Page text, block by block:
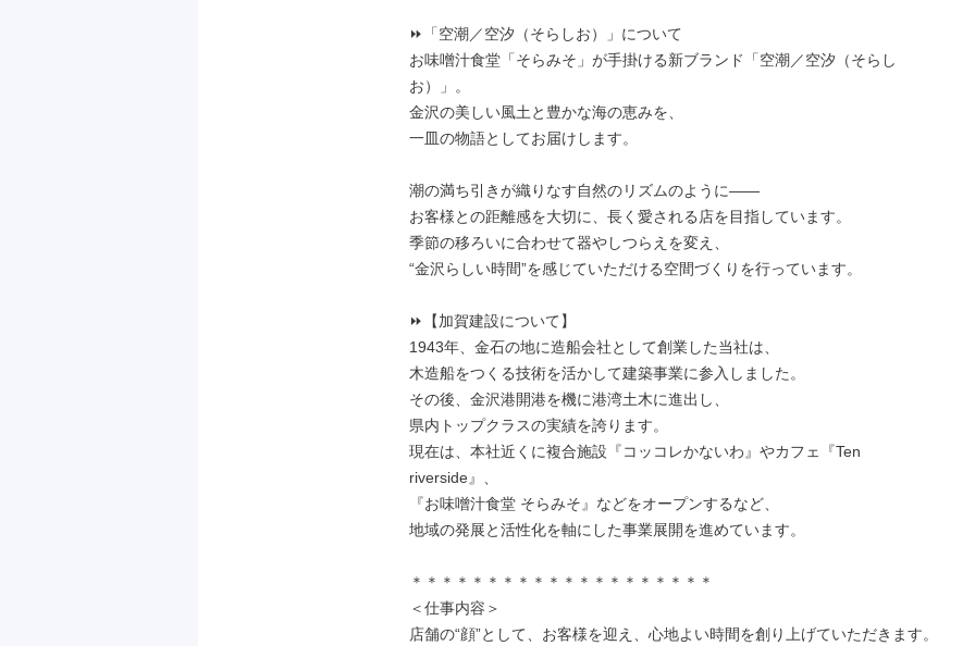
⏩「空潮／空汐（そらしお）」について
お味噌汁食堂「そらみそ」が手掛ける新ブランド「空潮／空汐（そらし
お）」。
金沢の美しい風土と豊かな海の恵みを、
一皿の物語としてお届けします。
潮の満ち引きが織りなす自然のリズムのように——
お客様との距離感を大切に、長く愛される店を目指しています。
季節の移ろいに合わせて器やしつらえを変え、
“金沢らしい時間”を感じていただける空間づくりを行っています。
⏩【加賀建設について】
1943年、金石の地に造船会社として創業した当社は、
木造船をつくる技術を活かして建築事業に参入しました。
その後、金沢港開港を機に港湾土木に進出し、
県内トップクラスの実績を誇ります。
現在は、本社近くに複合施設『コッコレかないわ』やカフェ『Ten
riverside』、
『お味噌汁食堂 そらみそ』などをオープンするなど、
地域の発展と活性化を軸にした事業展開を進めています。
＊＊＊＊＊＊＊＊＊＊＊＊＊＊＊＊＊＊＊＊
＜仕事内容＞
店舗の“顔”として、お客様を迎え、心地よい時間を創り上げていただきます。